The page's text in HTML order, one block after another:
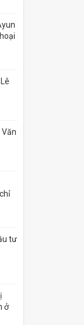
Văn
tư
ở